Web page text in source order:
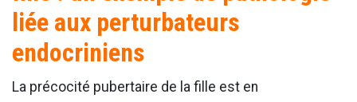
liée aux perturbateurs
endocriniens
La précocité pubertaire de la fille est en